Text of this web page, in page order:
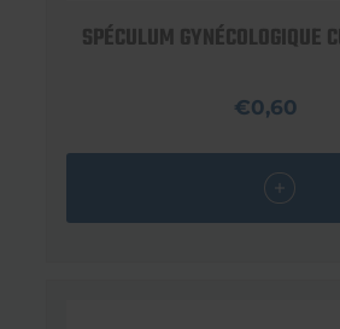
SPÉCULUM GYNÉCOLOGIQUE
€0,60